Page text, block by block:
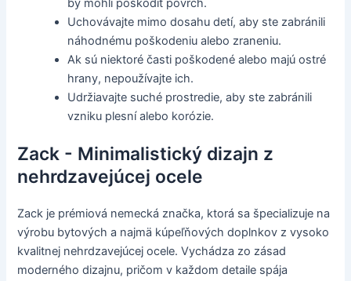
by mohli poškodiť povrch.
Uchovávajte mimo dosahu detí, aby ste zabránili
náhodnému poškodeniu alebo zraneniu.
Ak sú niektoré časti poškodené alebo majú ostré
hrany, nepoužívajte ich.
Udržiavajte suché prostredie, aby ste zabránili
vzniku plesní alebo korózie.
Zack - Minimalistický dizajn z
nehrdzavejúcej ocele
Zack je prémiová nemecká značka, ktorá sa špecializuje na
výrobu bytových a najmä kúpeľňových doplnkov z vysoko
kvalitnej nehrdzavejúcej ocele. Vychádza zo zásad
moderného dizajnu, pričom v každom detaile spája